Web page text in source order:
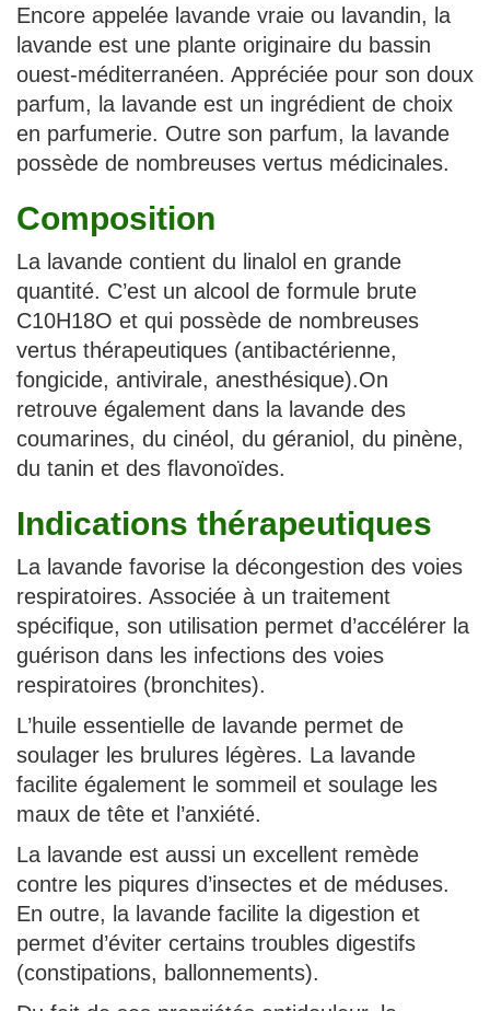
Encore appelée lavande vraie ou lavandin, la
lavande est une plante originaire du bassin
ouest-méditerranéen. Appréciée pour son doux
parfum, la lavande est un ingrédient de choix
en parfumerie. Outre son parfum, la lavande
possède de nombreuses vertus médicinales.
Composition
La lavande contient du linalol en grande
quantité. C’est un alcool de formule brute
C10H18O et qui possède de nombreuses
vertus thérapeutiques (antibactérienne,
fongicide, antivirale, anesthésique).On
retrouve également dans la lavande des
coumarines, du cinéol, du géraniol, du pinène,
du tanin et des flavonoïdes.
Indications thérapeutiques
La lavande favorise la décongestion des voies
respiratoires. Associée à un traitement
spécifique, son utilisation permet d’accélérer la
guérison dans les infections des voies
respiratoires (bronchites).
L’huile essentielle de lavande permet de
soulager les brulures légères. La lavande
facilite également le sommeil et soulage les
maux de tête et l’anxiété.
La lavande est aussi un excellent remède
contre les piqures d’insectes et de méduses.
En outre, la lavande facilite la digestion et
permet d’éviter certains troubles digestifs
(constipations, ballonnements).